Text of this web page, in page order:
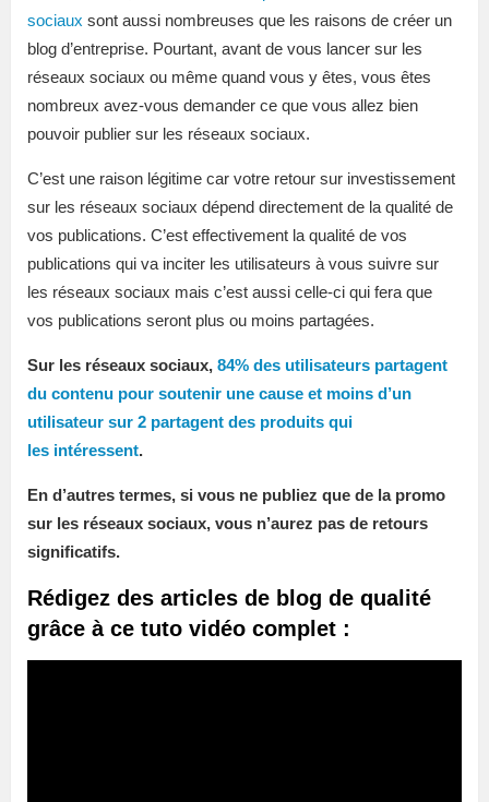
sociaux sont aussi nombreuses que les raisons de créer un
blog d’entreprise. Pourtant, avant de vous lancer sur les
réseaux sociaux ou même quand vous y êtes, vous êtes
nombreux avez-vous demander ce que vous allez bien
pouvoir publier sur les réseaux sociaux.
C’est une raison légitime car votre retour sur investissement
sur les réseaux sociaux dépend directement de la qualité de
vos publications. C’est effectivement la qualité de vos
publications qui va inciter les utilisateurs à vous suivre sur
les réseaux sociaux mais c’est aussi celle-ci qui fera que
vos publications seront plus ou moins partagées.
Sur les réseaux sociaux, 84% des utilisateurs partagent
du contenu pour soutenir une cause et moins d’un
utilisateur sur 2 partagent des produits qui
les intéressent.
En d’autres termes, si vous ne publiez que de la promo
sur les réseaux sociaux, vous n’aurez pas de retours
significatifs.
Rédigez des articles de blog de qualité
grâce à ce tuto vidéo complet :